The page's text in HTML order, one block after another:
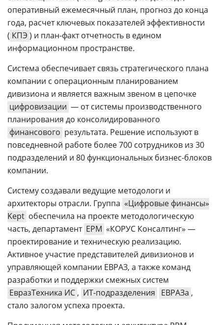
оперативный ежемесячный план, прогноз до конца
года, расчет ключевых показателей эффективности
( КПЭ ) и план-факт отчетность в едином
информационном пространстве.
Система обеспечивает связь стратегического плана
компании с операционным планированием
дивизиона и является важным звеном в цепочке
цифровизации — от системы производственного
планирования до консолидированного
финансового результата. Решение используют в
повседневной работе более 700 сотрудников из 30
подразделений и 80 функциональных бизнес-блоков
компании.
Систему создавали ведущие методологи и
архитекторы отрасли. Группа «Цифровые финансы»
Kept обеспечила на проекте методологическую
часть, департамент EPM «КОРУС Консалтинг» —
проектирование и техническую реализацию.
Активное участие представителей дивизионов и
управляющей компании ЕВРАЗ, а также команд
разработки и поддержки смежных систем
ЕвразТехника ИС , ИТ-подразделения ЕВРАЗа ,
стало залогом успеха проекта.